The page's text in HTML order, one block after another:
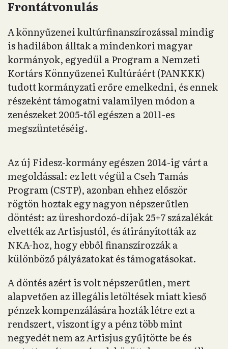
Frontátvonulás
A könnyűzenei kultúrfinanszírozással mindig
is hadilábon álltak a mindenkori magyar
kormányok, egyedül a Program a Nemzeti
Kortárs Könnyűzenei Kultúráért (PANKKK)
tudott kormányzati erőre emelkedni, és ennek
részeként támogatni valamilyen módon a
zenészeket 2005-től egészen a 2011-es
megszüntetéséig.
Az új Fidesz-kormány egészen 2014-ig várt a
megoldással: ez lett végül a Cseh Tamás
Program (CSTP), azonban ehhez először
rögtön hoztak egy nagyon népszerűtlen
döntést: az üreshordozó-díjak 25+7 százalékát
elvették az Artisjustól, és átirányították az
NKA-hoz, hogy ebből finanszírozzák a
különböző pályázatokat és támogatásokat.
A döntés azért is volt népszerűtlen, mert
alapvetően az illegális letöltések miatt kieső
pénzek kompenzálására hozták létre ezt a
rendszert, viszont így a pénz több mint
negyedét nem az Artisjus gyűjtötte be és